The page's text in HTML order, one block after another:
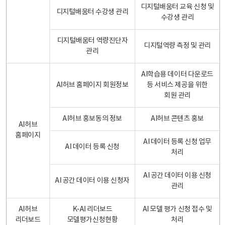
디지털배움터 수강생 관리
디지털배움터 교육 신청 및
수강생 관리
디지털배움터 역량진단자
관리
디지털역량 측정 및 관리
AI허브
홈페이지
AI허브 홈페이지 회원정보
AI학습용 데이터 다운로드
등 서비스 제공을 위한
회원 관리
AI허브 홍보동의 정보 AI허브 콘텐츠 홍보
AI 데이터 등록 신청
AI 데이터 등록 신청 업무
처리
AI 공간 데이터 이용 신청자
AI 공간 데이터 이용 신청
관리
AI허브
리더보드
K-AI 리더보드
모델평가신청현황
AI 모델 평가 신청 접수 및
처리